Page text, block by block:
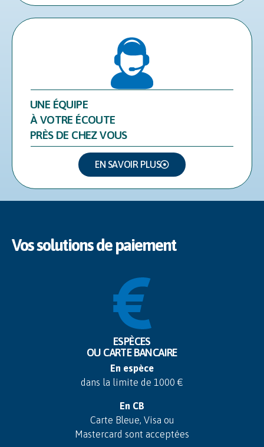
UNE ÉQUIPE
À VOTRE ÉCOUTE
PRÈS DE CHEZ VOUS
EN SAVOIR PLUS
Vos solutions de paiement
ESPÈCES
OU CARTE BANCAIRE
En espèce
dans la limite de 1000 €
En CB
Carte Bleue, Visa ou
Mastercard sont acceptées